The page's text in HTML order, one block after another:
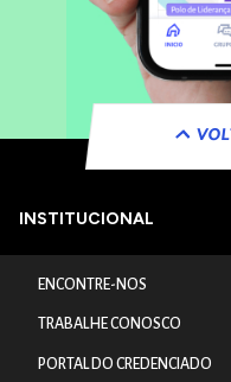
INSTITUCIONAL
ENCONTRE-NOS
TRABALHE CONOSCO
PORTAL DO CREDENCIADO